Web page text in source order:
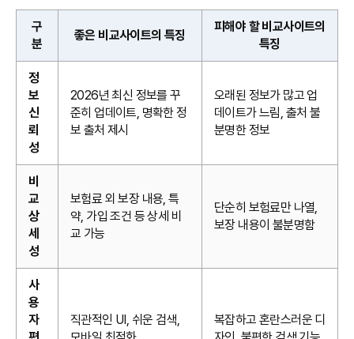
구
분
좋은 비교사이트의 특징
피해야 할 비교사이트의
특징
정
보
신
뢰
성
2026년 최신 정보를 꾸
준히 업데이트, 명확한 정
보 출처 제시
오래된 정보가 많고 업
데이트가 느림, 출처 불
분명한 정보
비
교
상
세
성
보험료 외 보장 내용, 특
약, 가입 조건 등 상세 비
교 가능
단순히 보험료만 나열,
보장 내용이 불분명함
사
용
자
직관적인 UI, 쉬운 검색,
복잡하고 혼란스러운 디